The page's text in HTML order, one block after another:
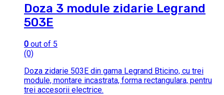
Doza 3 module zidarie Legrand
503E
0 out of 5
(0)
Doza zidarie 503E din gama Legrand Bticino, cu trei
module, montare incastrata, forma rectangulara, pentru
trei accesorii electrice.